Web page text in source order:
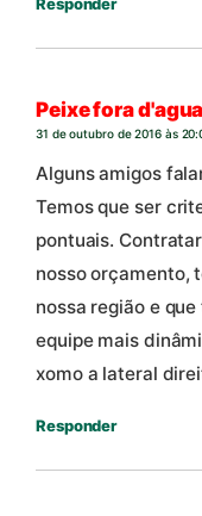
Peixe fora d'agua
31 de outubro de 2016 às
Alguns amigos
Temos que ser
pontuais.
nosso orçamento,
nossa região e
equipe mais
xomo a lateral
Responder